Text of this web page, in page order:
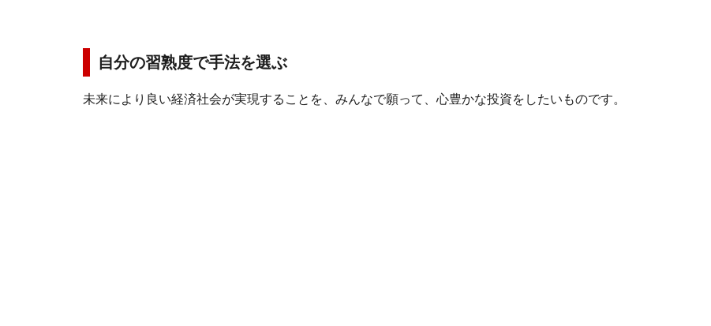
自分の習熟度で手法を選ぶ
未来により良い経済社会が実現することを、みんなで願って、心豊かな投資をしたいものです。